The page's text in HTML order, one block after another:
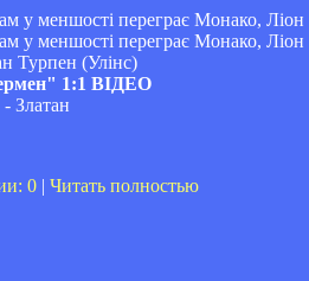
Турпен (Улінс)
1:1 ВІДЕО
Златан
0 | Читать полностью